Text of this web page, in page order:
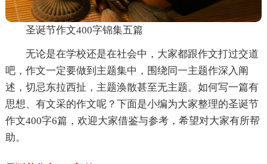
圣诞节作文400字锦集五篇
无论是在学校还是在社会中，大家都跟作文打过交道
吧，作文一定要做到主题集中，围绕同一主题作深入阐
述，切忌东拉西扯，主题涣散甚至无主题。如何写一篇有
思想、有文采的作文呢？下面是小编为大家整理的圣诞节
作文400字6篇，欢迎大家借鉴与参考，希望对大家有所帮
助。